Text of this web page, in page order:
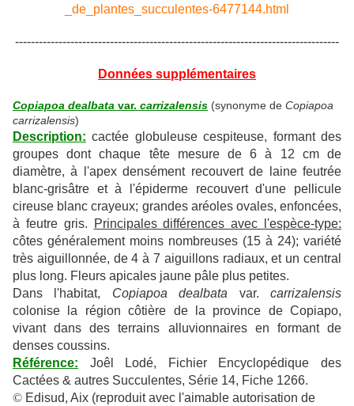
_de_plantes_succulentes-6477144.html
----------------------------------------------------------------------------------
Données supplémentaires
Copiapoa dealbata var. carrizalensis (synonyme de Copiapoa
carrizalensis)
Description: cactée globuleuse cespiteuse, formant des
groupes dont chaque tête mesure de 6 à 12 cm de
diamètre, à l'apex densément recouvert de laine feutrée
blanc-grisâtre et à l'épiderme recouvert d'une pellicule
cireuse blanc crayeux; grandes aréoles ovales, enfoncées,
à feutre gris.
Principales différences avec l'espèce-type:
côtes généralement moins nombreuses (15 à 24); variété
très aiguillonnée, de 4 à 7 aiguillons radiaux, et un central
plus long. Fleurs apicales jaune pâle plus petites.
Dans l'habitat, Copiapoa dealbata var.carrizalensis
colonise la région côtière de la province de Copiapo,
vivant dans des terrains alluvionnaires en formant de
denses coussins.
Référence: Joêl Lodé, Fichier Encyclopédique des
Cactées & autres Succulentes, Série 14, Fiche 1266.
© Edisud, Aix (reproduit avec l'aimable autorisation de